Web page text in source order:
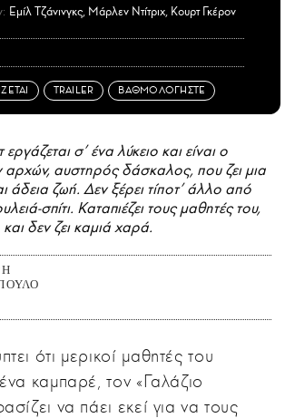
Εμίλ Τζάνινγκς, Μάρλεν Ντίτριχ, Κουρτ Γκέρον
TRAILER ΒΑΘΜΟΛΟΓΗΣΤΕ
σ’ ένα λύκειο και είναι ο
αρχών, αυστηρός δάσκαλος, που ζει μια
άδεια ζωή. Δεν ξέρει τίποτ’ άλλο από
σπίτι. Καταπιέζει τους μαθητές του,
δεν ζει καμιά χαρά.
ότι μερικοί μαθητές του
καμπαρέ, τον «Γαλάζιο
να πάει εκεί για να τους